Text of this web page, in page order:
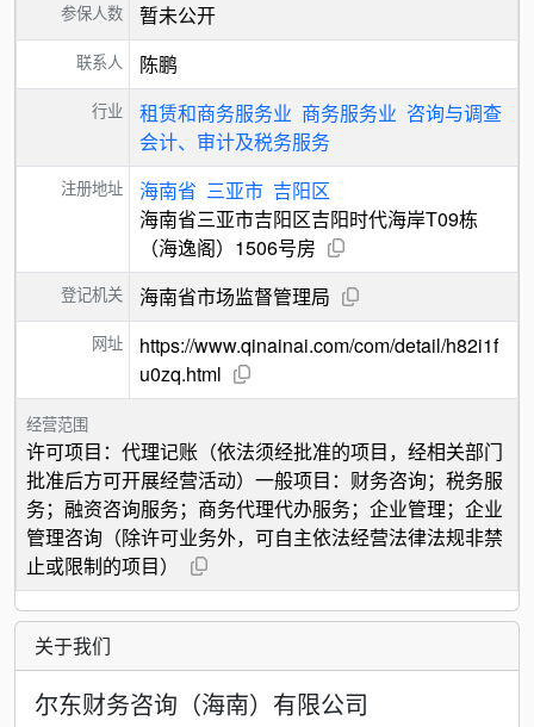
参保人数 暂未公开
联系人 陈鹏
行业 租赁和商务服务业 商务服务业 咨询与调查
会计、审计及税务服务
注册地址 海南省 三亚市 吉阳区
海南省三亚市吉阳区吉阳时代海岸T09栋
（海逸阁）1506号房
登记机关 海南省市场监督管理局
网址
https://www.qinainai.com/com/detail/h82i1f
u0zq.html
经营范围
许可项目：代理记账（依法须经批准的项目，经相关部门
批准后方可开展经营活动）一般项目：财务咨询；税务服
务；融资咨询服务；商务代理代办服务；企业管理；企业
管理咨询（除许可业务外，可自主依法经营法律法规非禁
止或限制的项目）
关于我们
尔东财务咨询（海南）有限公司